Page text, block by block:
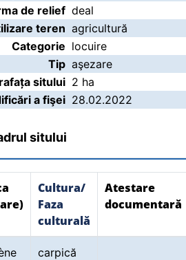
de relief deal
teren agricultură
Categorie locuire
Tip aşezare
sitului 2 ha
a fişei 28.02.2022
sitului
Cultura/
Faza
culturală
Atestare
documentară
carpică